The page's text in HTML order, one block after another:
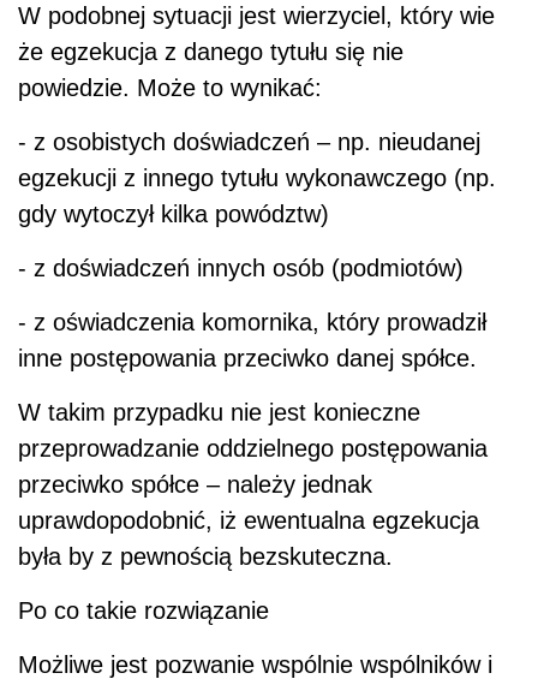
W podobnej sytuacji jest wierzyciel, który wie
że egzekucja z danego tytułu się nie
powiedzie. Może to wynikać:
- z osobistych doświadczeń – np. nieudanej
egzekucji z innego tytułu wykonawczego (np.
gdy wytoczył kilka powództw)
- z doświadczeń innych osób (podmiotów)
- z oświadczenia komornika, który prowadził
inne postępowania przeciwko danej spółce.
W takim przypadku nie jest konieczne
przeprowadzanie oddzielnego postępowania
przeciwko spółce – należy jednak
uprawdopodobnić, iż ewentualna egzekucja
była by z pewnością bezskuteczna.
Po co takie rozwiązanie
Możliwe jest pozwanie wspólnie wspólników i